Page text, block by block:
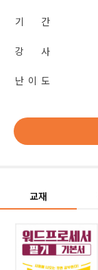
기 간
강 사
난 이 도
교재